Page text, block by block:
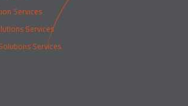
Services
Services
Services